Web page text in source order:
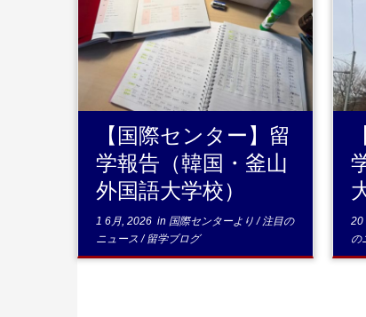
...続きを読む
【国際センター】留
学報告（韓国・釜山
外国語大学校）
1 6月, 2026 in 国際センターより/注目の
ニュース/留学ブログ
20
の